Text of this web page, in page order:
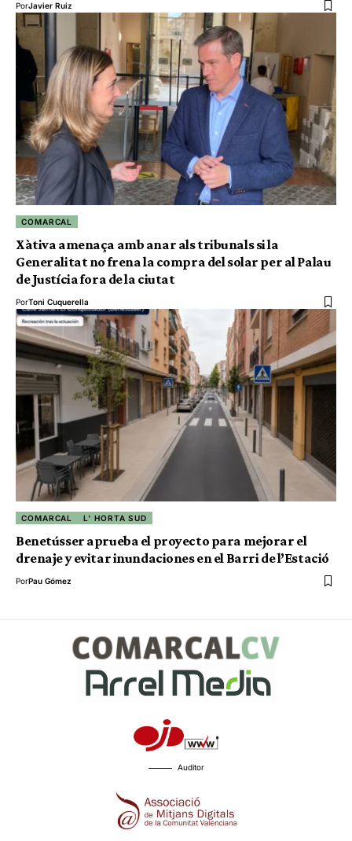
PorJavier Ruiz
COMARCAL
Xàtiva amenaça amb anar als tribunals si la
Generalitat no frena la compra del solar per al Palau
de Justícia fora de la ciutat
PorToni Cuquerella
COMARCAL L' HORTA SUD
Benetússer aprueba el proyecto para mejorar el
drenaje y evitar inundaciones en el Barri de l’Estació
PorPau Gómez
Auditor